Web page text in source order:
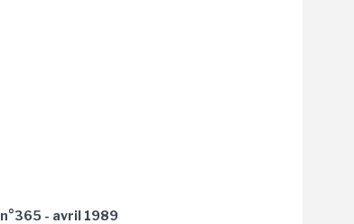
n°365 - avril 1989